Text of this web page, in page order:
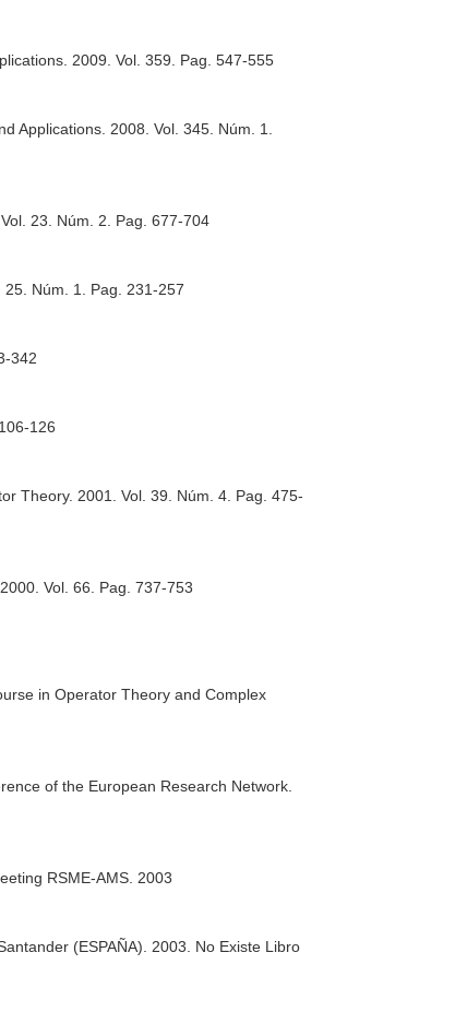
. 2009. Vol. 359. Pag. 547-555
Applications . 2008. Vol. 345. Núm. 1.
Vol. 23. Núm. 2. Pag. 677-704
25. Núm. 1. Pag. 231-257
342
126
Theory. 2001. Vol. 39. Núm. 4. Pag. 475-
. 2000. Vol. 66. Pag. 737-753
in Operator Theory and Complex
of the European Research Network.
RSME-AMS. 2003
(ESPAÑA). 2003. No Existe Libro